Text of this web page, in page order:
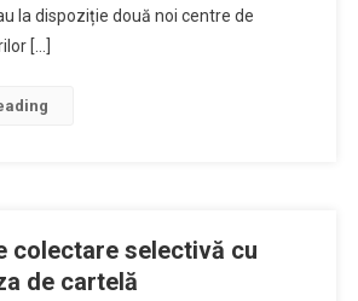
la dispoziție două noi centre de
[…]
colectare selectivă cu
de cartelă